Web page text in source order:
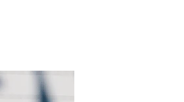
Getty/Antena 3